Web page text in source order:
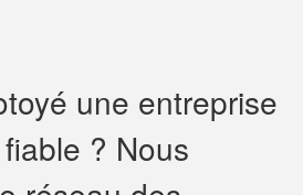
une entreprise
? Nous